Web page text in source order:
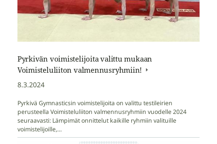
Pyrkivän voimistelijoita valittu mukaan
Voimisteluliiton valmennusryhmiin!
8.3.2024
Pyrkivä Gymnasticsin voimistelijoita on valittu testileirien
perusteella Voimisteluliiton valmennusryhmiin vuodelle 2024
seuraavasti: Lämpimät onnittelut kaikille ryhmiin valituille
voimistelijoille,…